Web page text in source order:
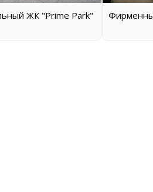
ЖК "Prime Park"